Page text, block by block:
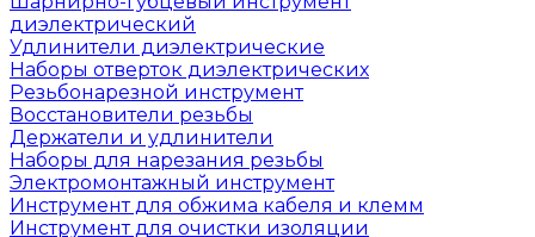
диэлектрический
Удлинители диэлектрические
Наборы отверток диэлектрических
Резьбонарезной инструмент
Восстановители резьбы
Держатели и удлинители
Наборы для нарезания резьбы
Электромонтажный инструмент
Инструмент для обжима кабеля и клемм
Инструмент для очистки изоляции